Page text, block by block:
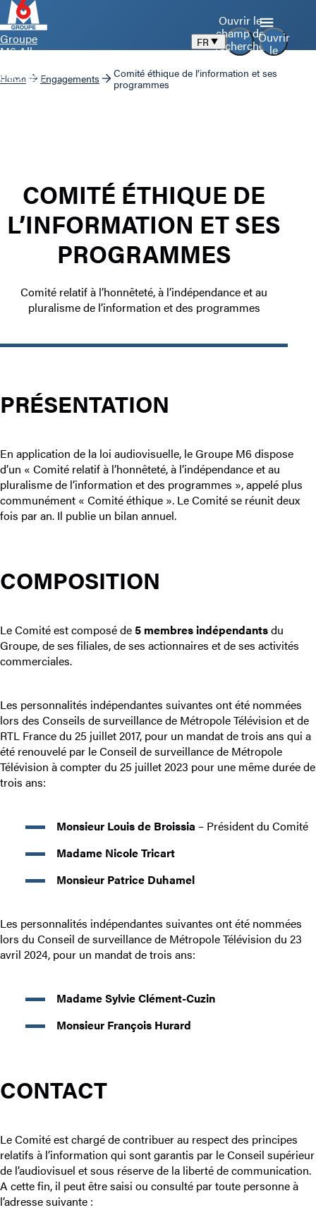
Groupe
M6 Aller
d’accueil
Ouvrir
le
FR
Ouvrir le
champ de
recherche
Home Engagements
Comité éthique de l’information et ses
programmes
COMITÉ ÉTHIQUE DE
L’INFORMATION ET SES
PROGRAMMES
Comité relatif à l’honnêteté, à l’indépendance et au
pluralisme de l’information et des programmes
PRÉSENTATION
En application de la loi audiovisuelle, le Groupe M6 dispose
d’un « Comité relatif à l’honnêteté, à l’indépendance et au
pluralisme de l’information et des programmes », appelé plus
communément « Comité éthique ». Le Comité se réunit deux
fois par an. Il publie un bilan annuel.
COMPOSITION
Le Comité est composé de5 membres indépendantsdu
Groupe, de ses filiales, de ses actionnaires et de ses activités
commerciales.
Les personnalités indépendantes suivantes ont été nommées
lors des Conseils de surveillance de Métropole Télévision et de
RTL France du 25 juillet 2017, pour un mandat de trois ans qui a
été renouvelé par le Conseil de surveillance de Métropole
Télévision à compter du 25 juillet 2023 pour une même durée de
trois ans:
Monsieur Louis de Broissia – Président du Comité
Madame Nicole Tricart
Monsieur Patrice Duhamel
Les personnalités indépendantes suivantes ont été nommées
lors du Conseil de surveillance de Métropole Télévision du 23
avril 2024, pour un mandat de trois ans:
Madame Sylvie Clément-Cuzin
Monsieur François Hurard
CONTACT
Le Comité est chargé de contribuer au respect des principes
relatifs à l’information qui sont garantis par le Conseil supérieur
de l’audiovisuel et sous réserve de la liberté de communication.
A cette fin, il peut être saisi ou consulté par toute personne à
l’adresse suivante :